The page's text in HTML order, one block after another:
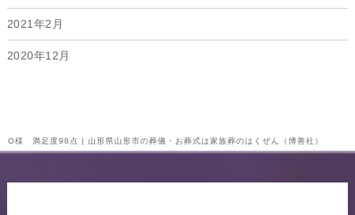
O様 満足度98点 | 山形県山形市の葬儀・お葬式は家族葬のはくぜん（博善社）
2021年2月
2020年12月